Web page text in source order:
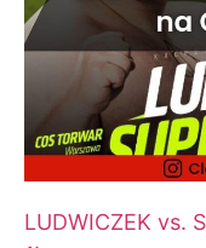
LUDWICZEK vs.